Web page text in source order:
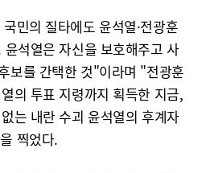
민의 질타에도 윤석열·전광훈
석열은 자신을 보호해주고 사
보를 간택한 것"이라며 "전광훈
의 투표 지령까지 획득한 지금,
는 내란 수괴 윤석열의 후계자
찍었다.